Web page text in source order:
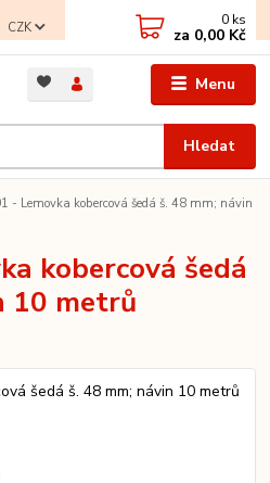
Menu
CZK
Hledat
0 ks
za 0,00 Kč
- Lemovka kobercová šedá š. 48 mm; návin
kobercová šedá
10 metrů